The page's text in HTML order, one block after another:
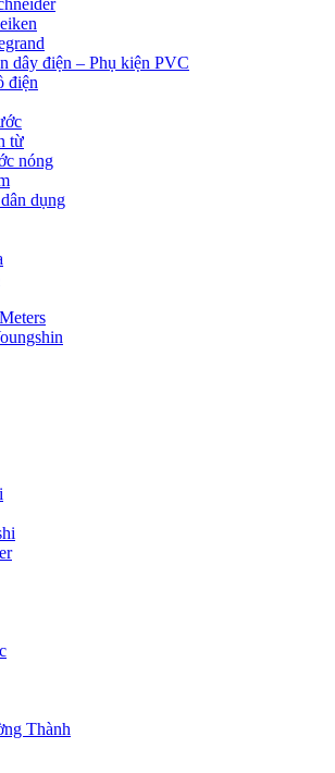
dây điện – Phụ kiện PVC
điện
từ
nóng
dụng
Thành